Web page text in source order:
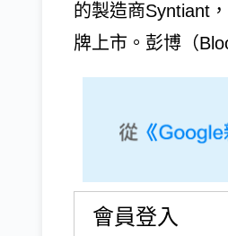
的製造商Syntiant
牌上市。彭博（
會員登入